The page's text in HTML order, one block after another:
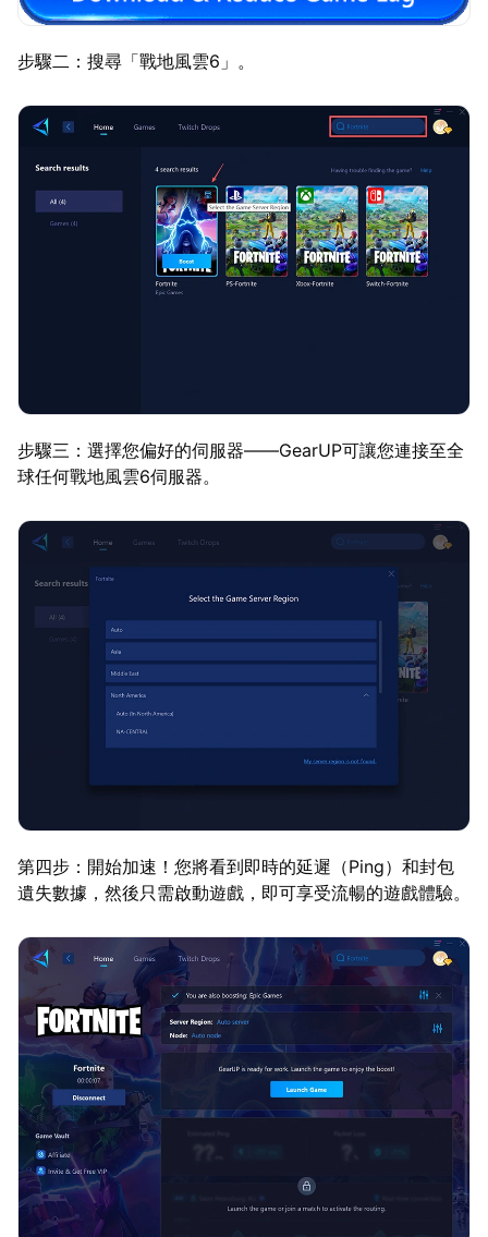
步驟二：搜尋「戰地風雲6」。
步驟三：選擇您偏好的伺服器——GearUP可讓您連接至全
球任何戰地風雲6伺服器。
第四步：開始加速！您將看到即時的延遲（Ping）和封包
遺失數據，然後只需啟動遊戲，即可享受流暢的遊戲體驗。